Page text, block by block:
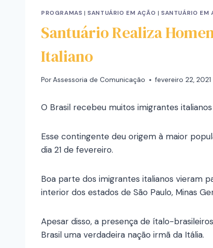
PROGRAMAS |SANTUÁRIO EM AÇÃO |SANTUÁRIO EM
Santuário Realiza
Italiano
PorAssessoria de Comunicação fevereiro 22, 2021
O Brasil recebeu muitos imigrantes
Esse contingente deu origem à maior
dia 21 de fevereiro.
Boa parte dos imigrantes italianos vieram
interior dos estados de São Paulo, Minas
Apesar disso, a presença de ítalo-
Brasil uma verdadeira nação irmã da Itália.